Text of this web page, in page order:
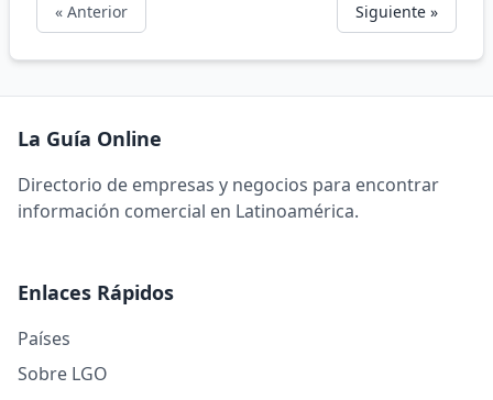
« Anterior Siguiente »
La Guía Online
Directorio de empresas y negocios para encontrar
información comercial en Latinoamérica.
Enlaces Rápidos
Países
Sobre LGO